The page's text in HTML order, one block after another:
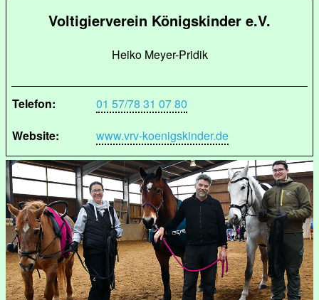
Voltigierverein Königskinder e.V.
Heiko Meyer-Pridik
Telefon:
01 57/78 31 07 80
Website:
www.vrv-koenigskinder.de